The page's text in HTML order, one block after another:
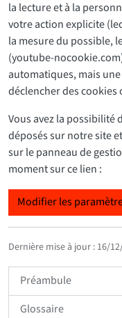
la lecture et à la
votre action explicite
la mesure du possible,
(youtube-
automatiques, mais
déclencher des cookies
Vous avez la possibilité
déposés sur notre site
sur le panneau de
moment sur ce lien :
Modifier les
Dernière mise à jour : 16/
Préambule
Glossaire